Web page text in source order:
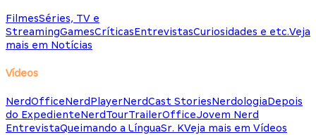
FilmesSéries, TV e
StreamingGamesCríticasEntrevistasCuriosidades e etc.Veja
mais em Notícias
Vídeos
NerdOfficeNerdPlayerNerdCast StoriesNerdologiaDepois
do ExpedienteNerdTourTrailerOfficeJovem Nerd
EntrevistaQueimando a LínguaSr. KVeja mais em Vídeos